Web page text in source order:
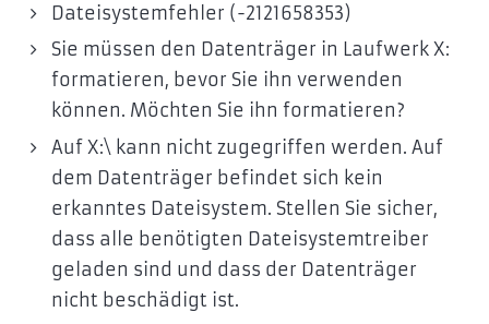
Dateisystemfehler (-2121658353)
Sie müssen den Datenträger in Laufwerk X:
formatieren, bevor Sie ihn verwenden
können. Möchten Sie ihn formatieren?
Auf X:\ kann nicht zugegriffen werden. Auf
dem Datenträger befindet sich kein
erkanntes Dateisystem. Stellen Sie sicher,
dass alle benötigten Dateisystemtreiber
geladen sind und dass der Datenträger
nicht beschädigt ist.